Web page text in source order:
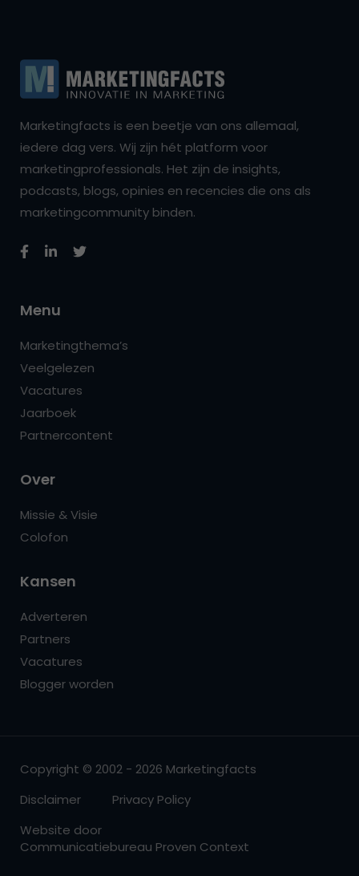
Marketingfacts is een beetje van ons allemaal,
iedere dag vers. Wij zijn hét platform voor
marketingprofessionals. Het zijn de insights,
podcasts, blogs, opinies en recencies die ons als
marketingcommunity binden.
Menu
Marketingthema’s
Veelgelezen
Vacatures
Jaarboek
Partnercontent
Over
Missie & Visie
Colofon
Kansen
Adverteren
Partners
Vacatures
Blogger worden
Copyright © 2002 - 2026 Marketingfacts
Disclaimer
Privacy Policy
Website door
Communicatiebureau Proven Context